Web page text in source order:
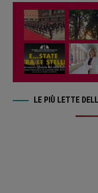
LE PIÙ LETTE